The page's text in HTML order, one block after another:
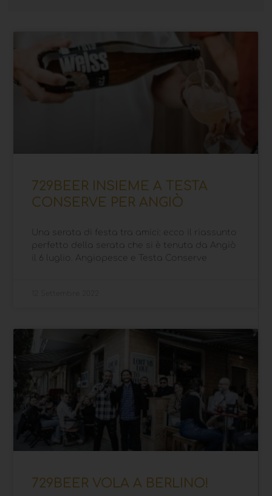
729BEER INSIEME A TESTA
CONSERVE PER ANGIÒ
Una serata di festa tra amici: ecco il riassunto
perfetto della serata che si è tenuta da Angiò
il 6 luglio. Angiopesce e Testa Conserve
729BEER VOLA A BERLINO!